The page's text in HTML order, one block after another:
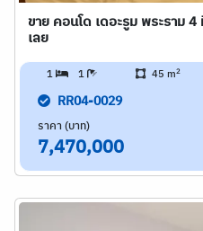
ขาย คอนโด เดอะรูม พระราม
เลย
1 1 45 m2
RR04-0029
ราคา (บาท)
7,470,000